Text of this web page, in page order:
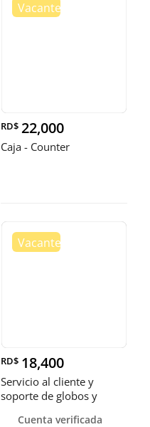
RD$ 22,000
Caja - Counter
RD$ 18,400
Servicio al cliente y
soporte de globos y
Cuenta verificada